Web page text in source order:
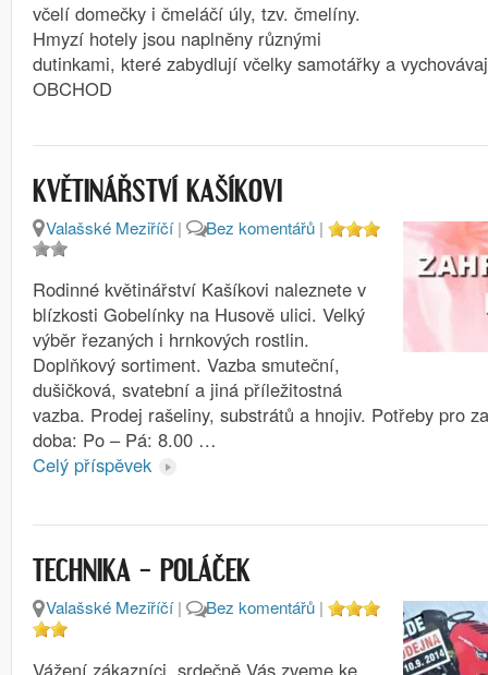
včelí domečky i čmeláčí úly, tzv. čmelíny.
Hmyzí hotely jsou naplněny různými
dutinkami, které zabydlují včelky samotářky a
OBCHOD
KVĚTINÁŘSTVÍ KAŠÍKOVI
Valašské Meziříčí| Bez komentářů |
Rodinné květinářství Kašíkovi naleznete v
blízkosti Gobelínky na Husově ulici. Velký
výběr řezaných i hrnkových rostlin.
Doplňkový sortiment. Vazba smuteční,
dušičková, svatební a jiná příležitostná
vazba. Prodej rašeliny, substrátů a hnojiv. Potřeby pro
doba: Po – Pá: 8.00 …
Celý příspěvek
TECHNIKA – POLÁČEK
Valašské Meziříčí| Bez komentářů |
Vážení zákazníci, srdečně Vás zveme ke